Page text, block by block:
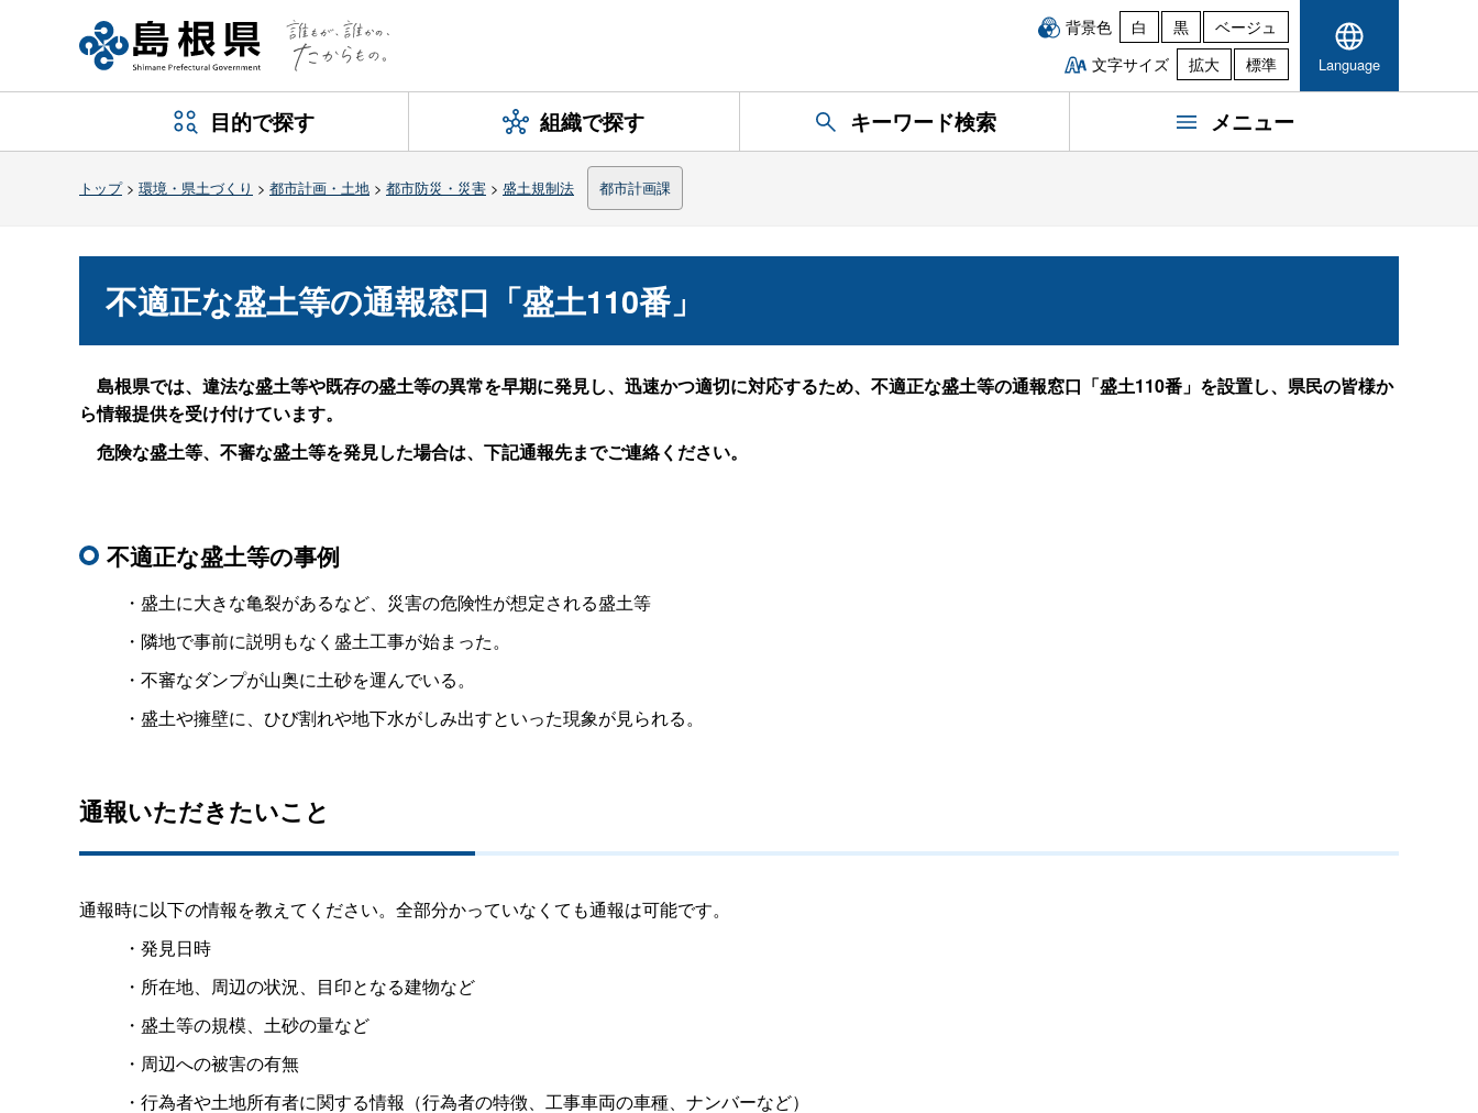
背景色 白 黒
ベージュ
文字サイズ
拡大 標準 Language
目的で探す 組織で探す キーワード検索 メニュー
トップ> 環境・県土づくり > 都市計画・土地 > 都市防災・災害 > 盛土規制法 都市計画課
不適正な盛土等の通報窓口「盛土110番」
島根県では、違法な盛土等や既存の盛土等の異常を早期に発見し、迅速かつ適切に対応するため、不適正な盛土等の通報窓口「盛土110番」を設置し、県民の皆様か
ら情報提供を受け付けています。
危険な盛土等、不審な盛土等を発見した場合は、下記通報先までご連絡ください。
不適正な盛土等の事例
・盛土に大きな亀裂があるなど、災害の危険性が想定される盛土等
・隣地で事前に説明もなく盛土工事が始まった。
・不審なダンプが山奥に土砂を運んでいる。
・盛土や擁壁に、ひび割れや地下水がしみ出すといった現象が見られる。
通報いただきたいこと
通報時に以下の情報を教えてください。全部分かっていなくても通報は可能です。
・発見日時
・所在地、周辺の状況、目印となる建物など
・盛土等の規模、土砂の量など
・周辺への被害の有無
・行為者や土地所有者に関する情報（行為者の特徴、工事車両の車種、ナンバーなど）